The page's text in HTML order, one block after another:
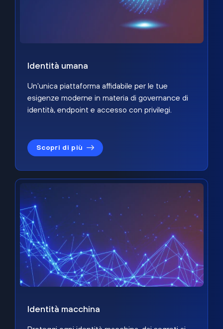
Identità umana
Un'unica piattaforma affidabile per le tue
esigenze moderne in materia di governance di
identità, endpoint e accesso con privilegi.
Scopri di più
Identità macchina